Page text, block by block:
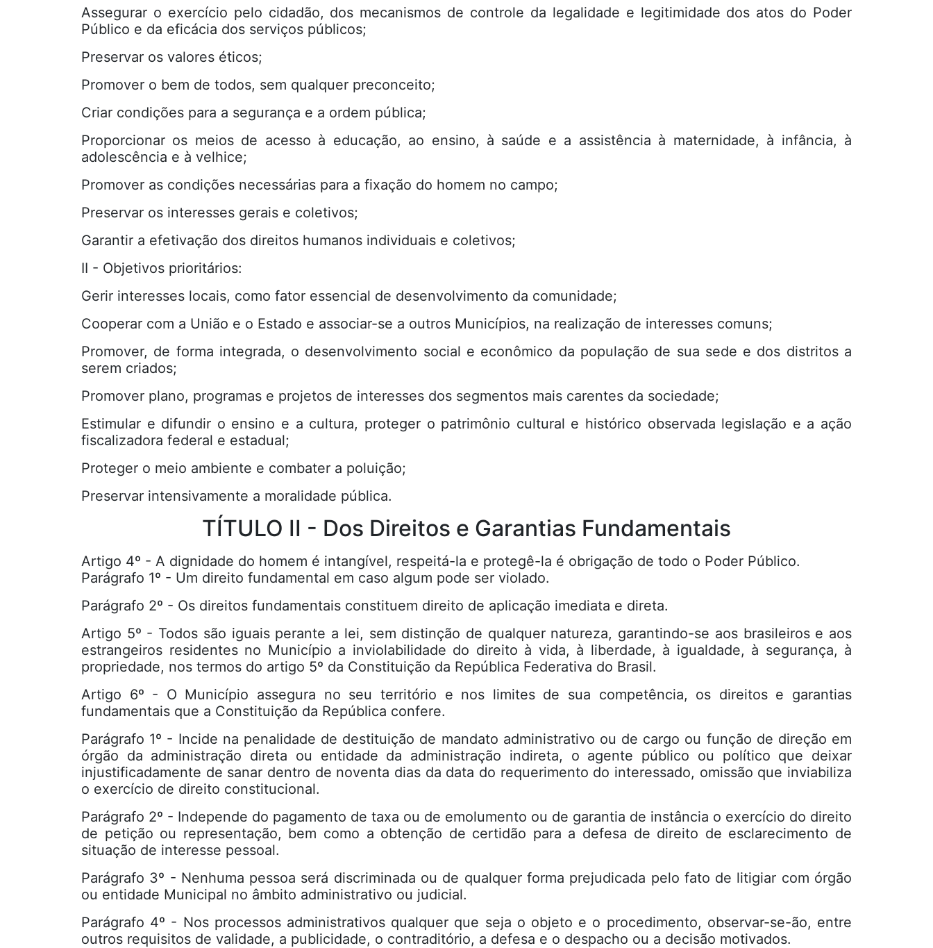
Assegurar o exercício pelo cidadão, dos mecanismos de controle da legalidade e legitimidade dos atos do Poder
Público e da eficácia dos serviços públicos;
Preservar os valores éticos;
Promover o bem de todos, sem qualquer preconceito;
Criar condições para a segurança e a ordem pública;
Proporcionar os meios de acesso à educação, ao ensino, à saúde e a assistência à maternidade, à infância, à
adolescência e à velhice;
Promover as condições necessárias para a fixação do homem no campo;
Preservar os interesses gerais e coletivos;
Garantir a efetivação dos direitos humanos individuais e coletivos;
II - Objetivos prioritários:
Gerir interesses locais, como fator essencial de desenvolvimento da comunidade;
Cooperar com a União e o Estado e associar-se a outros Municípios, na realização de interesses comuns;
Promover, de forma integrada, o desenvolvimento social e econômico da população de sua sede e dos distritos a
serem criados;
Promover plano, programas e projetos de interesses dos segmentos mais carentes da sociedade;
Estimular e difundir o ensino e a cultura, proteger o patrimônio cultural e histórico observada legislação e a ação
fiscalizadora federal e estadual;
Proteger o meio ambiente e combater a poluição;
Preservar intensivamente a moralidade pública.
TÍTULO II - Dos Direitos e Garantias Fundamentais
Artigo 4º - A dignidade do homem é intangível, respeitá-la e protegê-la é obrigação de todo o Poder Público.
Parágrafo 1º - Um direito fundamental em caso algum pode ser violado.
Parágrafo 2º - Os direitos fundamentais constituem direito de aplicação imediata e direta.
Artigo 5º - Todos são iguais perante a lei, sem distinção de qualquer natureza, garantindo-se aos brasileiros e aos
estrangeiros residentes no Município a inviolabilidade do direito à vida, à liberdade, à igualdade, à segurança, à
propriedade, nos termos do artigo 5º da Constituição da República Federativa do Brasil.
Artigo 6º - O Município assegura no seu território e nos limites de sua competência, os direitos e garantias
fundamentais que a Constituição da República confere.
Parágrafo 1º - Incide na penalidade de destituição de mandato administrativo ou de cargo ou função de direção em
órgão da administração direta ou entidade da administração indireta, o agente público ou político que deixar
injustificadamente de sanar dentro de noventa dias da data do requerimento do interessado, omissão que inviabiliza
o exercício de direito constitucional.
Parágrafo 2º - Independe do pagamento de taxa ou de emolumento ou de garantia de instância o exercício do direito
de petição ou representação, bem como a obtenção de certidão para a defesa de direito de esclarecimento de
situação de interesse pessoal.
Parágrafo 3º - Nenhuma pessoa será discriminada ou de qualquer forma prejudicada pelo fato de litigiar com órgão
ou entidade Municipal no âmbito administrativo ou judicial.
Parágrafo 4º - Nos processos administrativos qualquer que seja o objeto e o procedimento, observar-se-ão, entre
outros requisitos de validade, a publicidade, o contraditório, a defesa e o despacho ou a decisão motivados.